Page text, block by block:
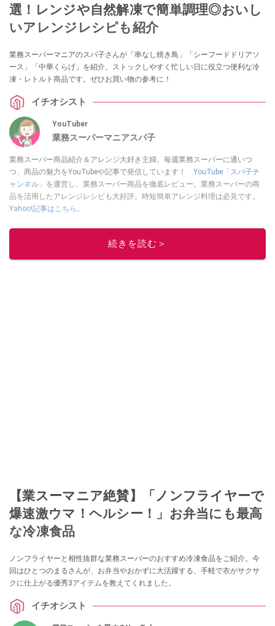
選！レンジや自然解凍で簡単調理◎おいし
いアレンジレシピも紹介
業務スーパーマニアのスパ子さんが「串なし焼き鳥」「シーフードドリアソ
ース」「中華くらげ」を紹介。ストックしやすく忙しい日に役立つ便利な冷
凍・レトルト商品です。ぜひお買い物の参考に！
イチオシスト
YouTuber
業務スーパーマニアスパ子
業務スーパー商品紹介＆アレンジ大好き主婦。毎週業務スーパーに通いつ
つ、商品の魅力をYouTubeや記事で発信しています！ YouTube「スパ子チ
ャンネル」 を運営し、業務スーパー商品を徹底レビュー。業務スーパーの商
品を活用したアレンジレシピも大好評。時短簡単アレンジ料理は必見です。
Yahoo!記事はこちら。
このイチオシストの他の記事を読む
続きを読む＞
【業スーマニア絶賛】「ノンフライヤーで
爆速激ウマ！ヘルシー！」お弁当にも最高
な冷凍食品
ノンフライヤーと相性抜群な業務スーパーのおすすめ冷凍食品をご紹介。今
回はひとつのまるさんが、お弁当やおかずに大活躍する、手軽で衣がサクサ
クに仕上がる優秀3アイテムを教えてくれました。
イチオシスト